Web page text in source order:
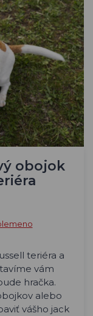
obojok
teriéra a
vám
hračka.
alebo
vášho jack